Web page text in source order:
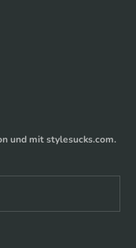
123
Element 4
und mit stylesucks.com.